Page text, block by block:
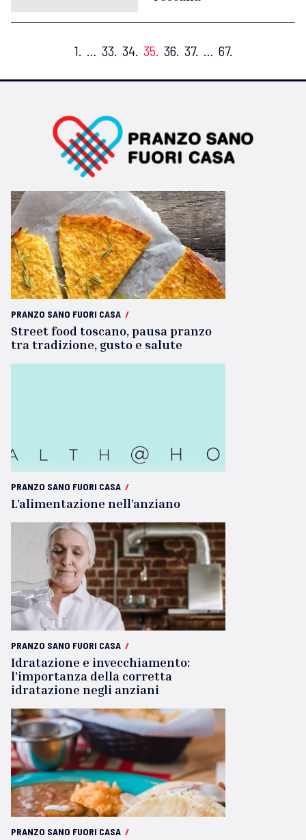
1. … 33. 34. 35. 36. 37. … 67.
PRANZO SANO FUORI CASA /
Street food toscano, pausa pranzo
tra tradizione, gusto e salute
PRANZO SANO FUORI CASA /
L’alimentazione nell’anziano
PRANZO SANO FUORI CASA /
Idratazione e invecchiamento:
l’importanza della corretta
idratazione negli anziani
PRANZO SANO FUORI CASA /